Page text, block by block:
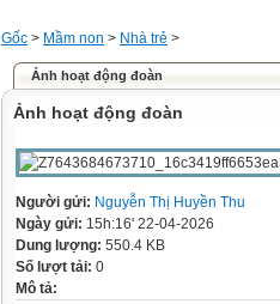
Gốc > Mầm non > Nhà trẻ >
Ảnh hoạt động đoàn
Ảnh hoạt động đoàn
Người gửi: Nguyễn Thị Huyền Thu
Ngày gửi: 15h:16' 22-04-2026
Dung lượng: 550.4 KB
Số lượt tải: 0
Mô tả: